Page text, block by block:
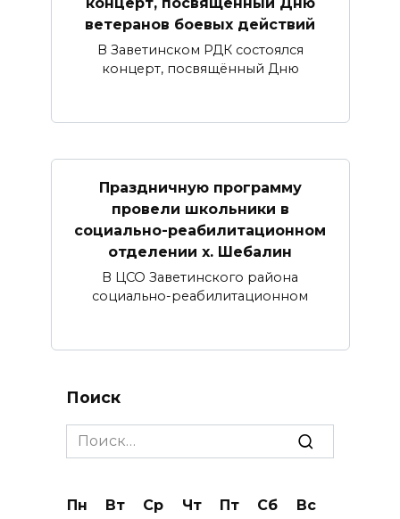
ветеранов боевых действий
В Заветинском РДК состоялся
концерт, посвящённый Дню
Праздничную программу
провели школьники в
социально-реабилитационном
отделении х. Шебалин
В ЦСО Заветинского района
социально-реабилитационном
Поиск
Search
for:
Пн Вт Ср Чт Пт Сб
Вс